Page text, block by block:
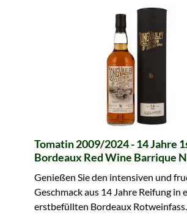
Tomatin 2009/2024 - 14 Jahre
Bordeaux Red Wine Barrique
Genießen Sie den intensiven und
Geschmack aus 14 Jahre Reifung in
erstbefüllten Bordeaux